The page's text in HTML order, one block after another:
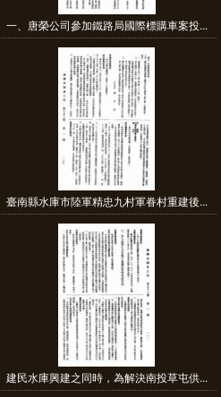
一、唐榮公司參加鐵路局國際標購車案投...
臺南縣水庫市陸軍精忠九村軍眷村重建後...
建民水庫興建之同時，為解決南投草屯供...